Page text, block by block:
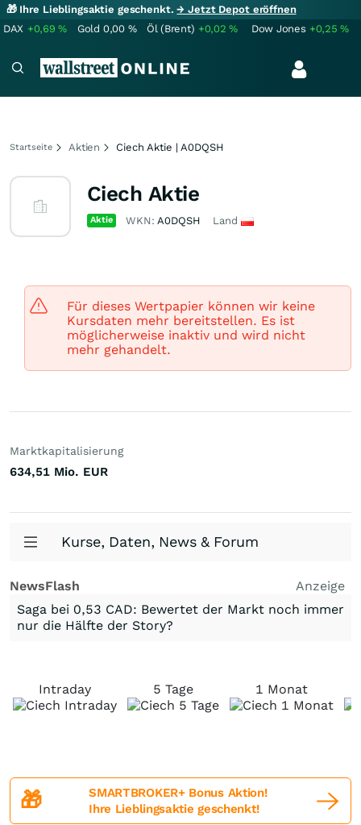
🎁 Ihre Lieblingsaktie geschenkt.→ Jetzt Depot eröffnen
DAX +0,69% Gold 0,00 % Öl (Brent) +0,02% Dow Jones +0,25%
Startseite Aktien Ciech Aktie | A0DQSH
Ciech Aktie
Aktie WKN:A0DQSH Land
Für dieses Wertpapier können wir keine
Kursdaten mehr bereitstellen. Es ist
möglicherweise inaktiv und wird nicht
mehr gehandelt.
Marktkapitalisierung
634,51 Mio. EUR
Kurse, Daten, News & Forum
NewsFlash
Anzeige
Saga bei 0,53 CAD: Bewertet der Markt noch immer
nur die Hälfte der Story?
Intraday 5 Tage 1 Monat
🎁
SMARTBROKER+ Bonus Aktion!
Ihre Lieblingsaktie geschenkt!